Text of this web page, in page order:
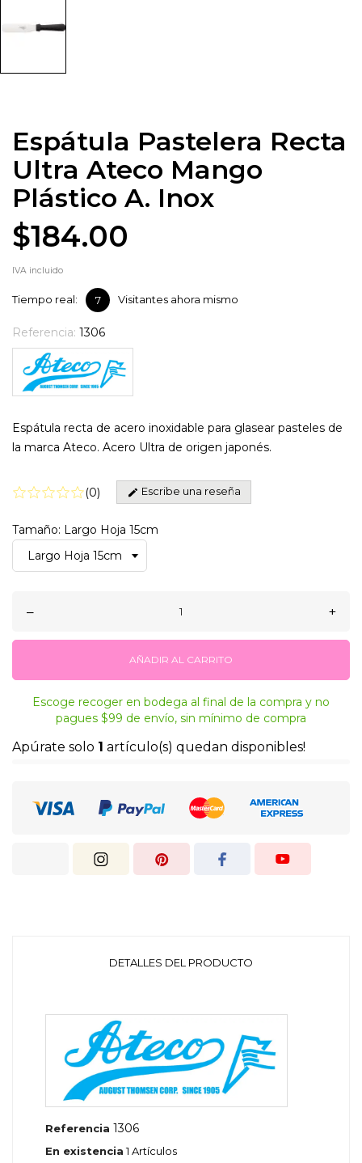
Espátula Pastelera Recta
Ultra Ateco Mango
Plástico A. Inox
$184.00
IVA incluido
Tiempo real: 7 Visitantes ahora mismo
Referencia: 1306
Espátula recta de acero inoxidable para glasear pasteles de
la marca Ateco. Acero Ultra de origen japonés.
(0) Escribe una reseña
Tamaño: Largo Hoja 15cm
– +
AÑADIR AL CARRITO
Escoge recoger en bodega al final de la compra y no
pagues $99 de envío, sin mínimo de compra
Apúrate solo 1 artículo(s) quedan disponibles!
DETALLES DEL PRODUCTO
Referencia 1306
En existencia 1 Artículos